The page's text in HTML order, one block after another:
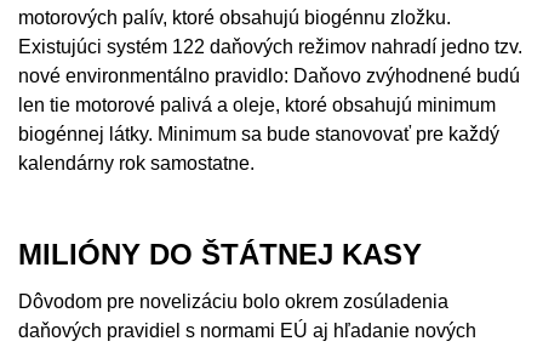
motorových palív, ktoré obsahujú biogénnu zložku.
Existujúci systém 122 daňových režimov nahradí jedno tzv.
nové environmentálno pravidlo: Daňovo zvýhodnené budú
len tie motorové palivá a oleje, ktoré obsahujú minimum
biogénnej látky. Minimum sa bude stanovovať pre každý
kalendárny rok samostatne.
MILIÓNY DO ŠTÁTNEJ KASY
Dôvodom pre novelizáciu bolo okrem zosúladenia
daňových pravidiel s normami EÚ aj hľadanie nových